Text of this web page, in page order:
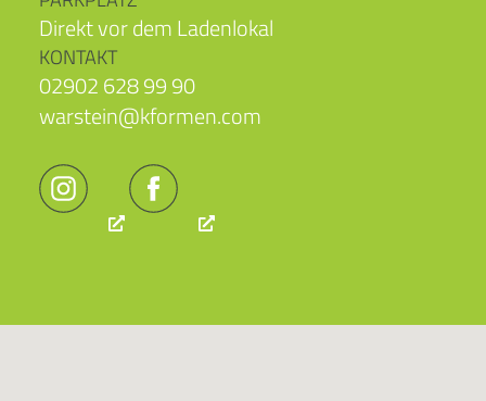
Direkt vor dem Ladenlokal
KONTAKT
02902 628 99 90
warstein@kformen.com